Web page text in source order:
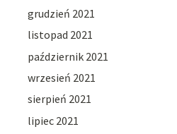
grudzień 2021
listopad 2021
październik 2021
wrzesień 2021
sierpień 2021
lipiec 2021